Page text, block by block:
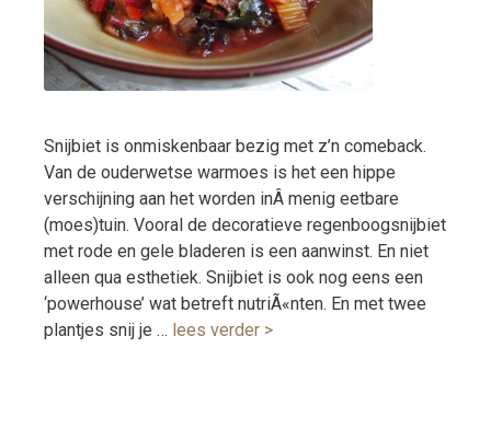
Snijbiet is onmiskenbaar bezig met z’n comeback.
Van de ouderwetse warmoes is het een hippe
verschijning aan het worden inÂ menig eetbare
(moes)tuin. Vooral de decoratieve regenboogsnijbiet
met rode en gele bladeren is een aanwinst. En niet
alleen qua esthetiek. Snijbiet is ook nog eens een
‘powerhouse’ wat betreft nutriÃ«nten. En met twee
plantjes snij je … lees verder >